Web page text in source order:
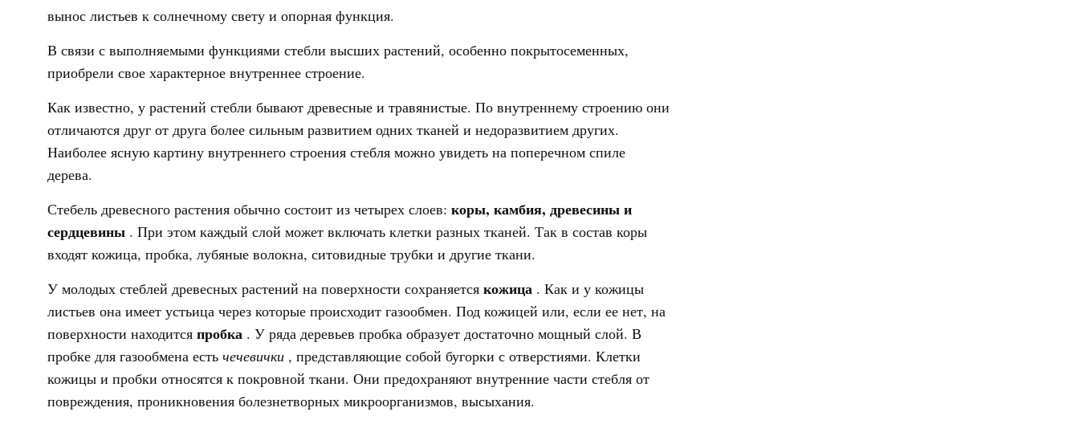
вынос листьев к солнечному свету и опорная функция.
В связи с выполняемыми функциями стебли высших растений, особенно покрытосеменных,
приобрели свое характерное внутреннее строение.
Как известно, у растений стебли бывают древесные и травянистые. По внутреннему строению они
отличаются друг от друга более сильным развитием одних тканей и недоразвитием других.
Наиболее ясную картину внутреннего строения стебля можно увидеть на поперечном спиле
дерева.
Стебель древесного растения обычно состоит из четырех слоев: коры, камбия, древесины и
сердцевины . При этом каждый слой может включать клетки разных тканей. Так в состав коры
входят кожица, пробка, лубяные волокна, ситовидные трубки и другие ткани.
У молодых стеблей древесных растений на поверхности сохраняется кожица . Как и у кожицы
листьев она имеет устьица через которые происходит газообмен. Под кожицей или, если ее нет, на
поверхности находится пробка . У ряда деревьев пробка образует достаточно мощный слой. В
пробке для газообмена есть чечевички , представляющие собой бугорки с отверстиями. Клетки
кожицы и пробки относятся к покровной ткани. Они предохраняют внутренние части стебля от
повреждения, проникновения болезнетворных микроорганизмов, высыхания.